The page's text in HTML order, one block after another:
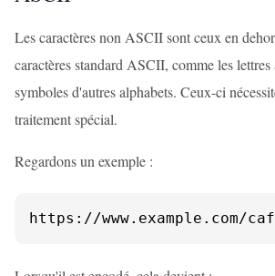
Les caractères non ASCII sont ceux en
caractères standard ASCII, comme les lettres
symboles d'autres alphabets. Ceux-ci
traitement spécial.
Regardons un exemple :
https://www.example.com/